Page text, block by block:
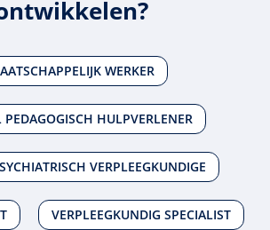
WERKER
PEDAGOGISCH HULPVERLENER
VERPLEEGKUNDIGE
VERPLEEGKUNDIG SPECIALIST